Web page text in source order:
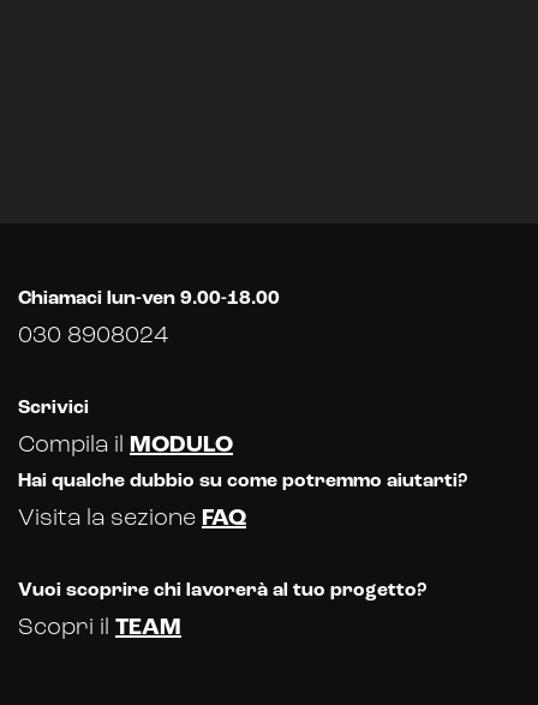
Chiamaci lun-ven 9.00-18.00
030 8908024
Scrivici
Compila il MODULO
Hai qualche dubbio su come potremmo aiutarti?
Visita la sezione FAQ
Vuoi scoprire chi lavorerà al tuo progetto?
Scopri il TEAM